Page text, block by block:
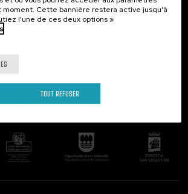
moment. Cette bannière restera active jusqu'à
l'une de ces deux options »
TOUT REFUSER